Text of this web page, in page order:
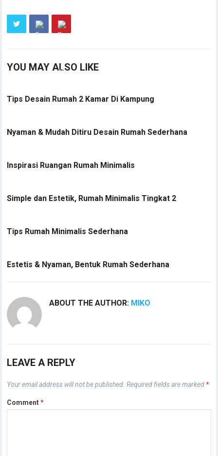
YOU MAY ALSO LIKE
Tips Desain Rumah 2 Kamar Di Kampung
Nyaman & Mudah Ditiru Desain Rumah Sederhana
Inspirasi Ruangan Rumah Minimalis
Simple dan Estetik, Rumah Minimalis Tingkat 2
Tips Rumah Minimalis Sederhana
Estetis & Nyaman, Bentuk Rumah Sederhana
ABOUT THE AUTHOR: MIKO
LEAVE A REPLY
Your email address will not be published. Required fields are marked *
Comment*